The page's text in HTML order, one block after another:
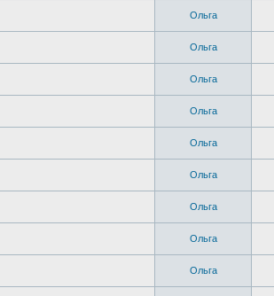
Ольга
Ольга
Ольга
Ольга
Ольга
Ольга
Ольга
Ольга
Ольга